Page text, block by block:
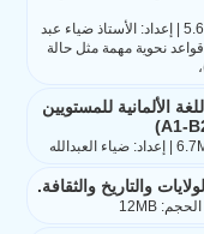
قبل 1 سنة | المشاهدات: 1263 | الحجم: 5.6MB | إعداد: الأستاذ ضياء عبد
نحوية مهمة مثل حالة
الألمانية للمستويين
والتاريخ والثقافة.